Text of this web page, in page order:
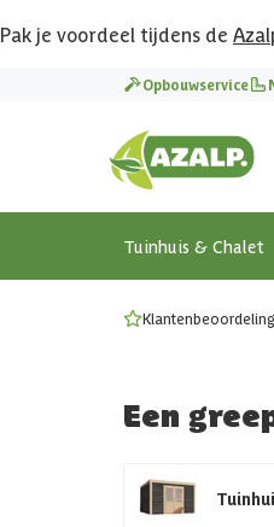
Pak je voordeel tijdens de
Opbouwservice
Tuinhuis & Chalet
Vier
MEGA zomer kortingen
Bekijk de actiemodellen
Gratis wandplankset
Ontdek onze
Klantenbeoordeling
Een